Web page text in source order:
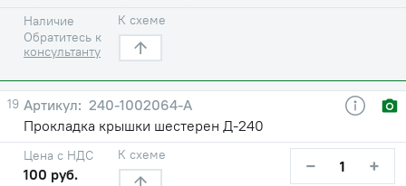
Наличие
Обратитесь к
консультанту
К схеме
19
240-1002064-А
Прокладка крышки шестерен Д-240
Цена с НДС
100 руб.
К схеме − +